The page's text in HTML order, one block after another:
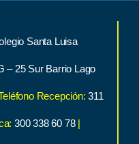
Santa Luisa
– 25 Sur Barrio Lago
Recepción: 311
300 338 60 78 |